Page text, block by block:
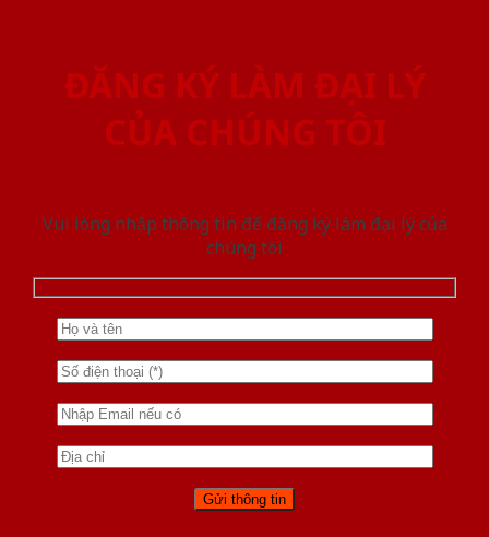
ĐĂNG KÝ LÀM ĐẠI LÝ
CỦA CHÚNG TÔI
Vui lòng nhập thông tin để đăng ký làm đại lý của
chúng tôi